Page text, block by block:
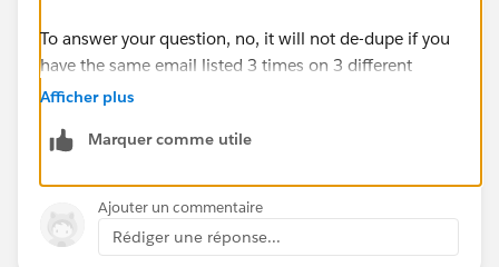
To answer your question, no, it will not de-dupe if you
have the same email listed 3 times on 3 different
record id's. I recommend exporting your list, de-
unable to clean your lists internally.
Afficher plus
Marquer comme utile
Ajouter un commentaire
Rédiger une réponse...